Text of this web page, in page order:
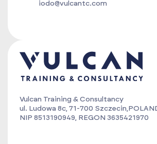
iodo@vulcantc.com
Vulcan Training & Consultancy
ul. Ludowa 8c, 71-700
NIP 8513190949, REGON 3635421970